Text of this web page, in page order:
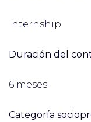
Internship
Duración del
6 meses
Categoría